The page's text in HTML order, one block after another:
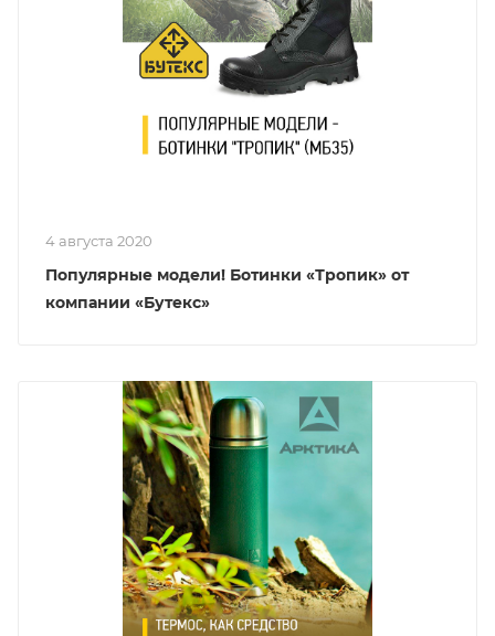
4 августа 2020
Популярные модели! Ботинки «Тропик» от
компании «Бутекс»